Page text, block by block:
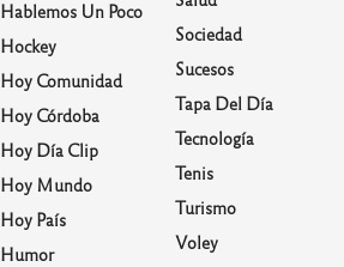
Hablemos Un Poco
Hockey
Hoy Comunidad
Hoy Córdoba
Hoy Día Clip
Hoy Mundo
Hoy País
Humor
Sociedad
Sucesos
Tapa Del Día
Tecnología
Tenis
Turismo
Voley